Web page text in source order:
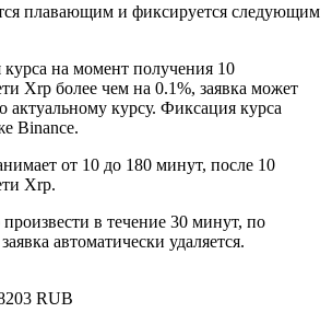
плавающим и фиксируется следующим
на момент получения 10
Xrp более чем на 0.1%, заявка может
актуальному курсу. Фиксация курса
Binance.
от 10 до 180 минут, после 10
Xrp.
в течение 30 минут, по
автоматически удаляется.
RUB